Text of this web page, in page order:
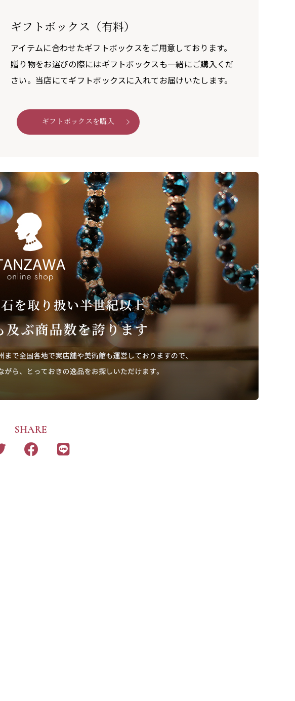
ギフトボックス（有料）
アイテムに合わせたギフトボックスをご用意しております。
贈り物をお選びの際にはギフトボックスも一緒にご購入くだ
さい。当店にてギフトボックスに入れてお届けいたします。
ギフトボックスを購入
SHARE